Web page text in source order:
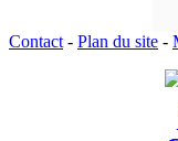
Contact - Plan du site -